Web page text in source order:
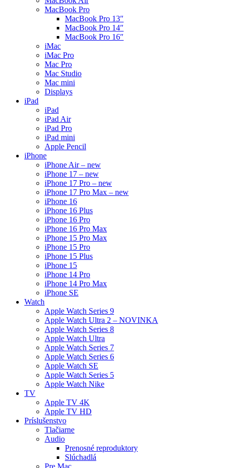
MacBook Pro
MacBook Pro 13″
MacBook Pro 14″
MacBook Pro 16″
iMac
iMac Pro
Mac Pro
Mac Studio
Mac mini
Displays
iPad
iPad
iPad Air
iPad Pro
iPad mini
Apple Pencil
iPhone
iPhone Air – new
iPhone 17 – new
iPhone 17 Pro – new
iPhone 17 Pro Max – new
iPhone 16
iPhone 16 Plus
iPhone 16 Pro
iPhone 16 Pro Max
iPhone 15 Pro Max
iPhone 15 Pro
iPhone 15 Plus
iPhone 15
iPhone 14 Pro
iPhone 14 Pro Max
iPhone SE
Watch
Apple Watch Series 9
Apple Watch Ultra 2 – NOVINKA
Apple Watch Series 8
Apple Watch Ultra
Apple Watch Series 7
Apple Watch Series 6
Apple Watch SE
Apple Watch Series 5
Apple Watch Nike
TV
Apple TV 4K
Apple TV HD
Príslušenstvo
Tlačiarne
Audio
Prenosné reproduktory
Slúchadlá
Pre Mac